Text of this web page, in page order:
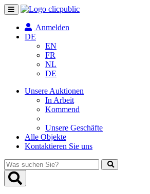
Navigation
umschalten
Anmelden
DE
EN
FR
NL
DE
Unsere Auktionen
In Arbeit
Kommend
Unsere Geschäfte
Alle Objekte
Kontaktieren Sie uns
Was
suchen
Sie?